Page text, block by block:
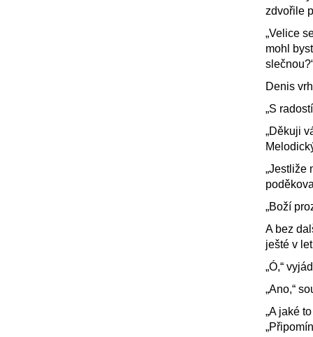
zdvořile
„Velice
mohl
Denis
„S
„Děkuji
„Jestliže
„Boží
A bez
ješté v
„Ó,“
„Ano,“
„A jaké